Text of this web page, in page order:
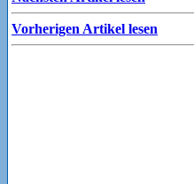
Vorherigen Artikel lesen